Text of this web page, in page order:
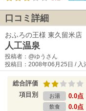
口コミ詳細
おふろの王様 東久留米店
人工温泉
投稿者：@ゆうさん
投稿日：2008年06月25日 /
総合評価
項目別 お湯 0.0点
飲食 0.0点